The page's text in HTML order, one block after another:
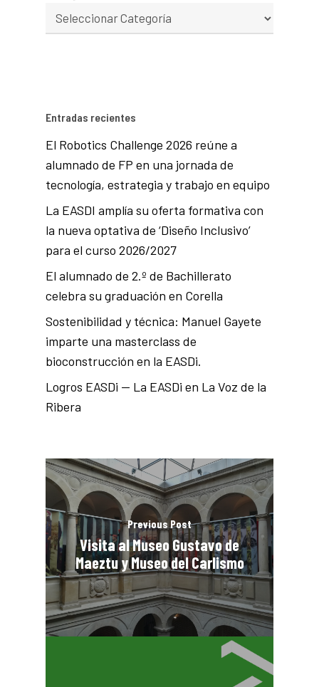
Entradas recientes
El Robotics Challenge 2026 reúne a
alumnado de FP en una jornada de
tecnología, estrategia y trabajo en equipo
La EASDI amplía su oferta formativa con
la nueva optativa de ‘Diseño Inclusivo’
para el curso 2026/2027
El alumnado de 2.º de Bachillerato
celebra su graduación en Corella
Sostenibilidad y técnica: Manuel Gayete
imparte una masterclass de
bioconstrucción en la EASDi.
Logros EASDi — La EASDi en La Voz de la
Ribera
Previous Post
Visita al Museo Gustavo de
Maeztu y Museo del Carlismo